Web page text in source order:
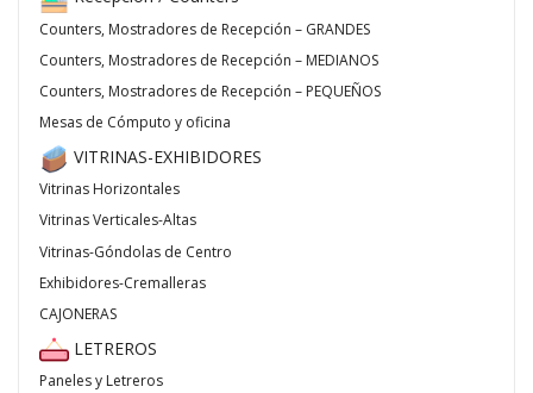
Counters, Mostradores de Recepción – GRANDES
Counters, Mostradores de Recepción – MEDIANOS
Counters, Mostradores de Recepción – PEQUEÑOS
Mesas de Cómputo y oficina
VITRINAS-EXHIBIDORES
Vitrinas Horizontales
Vitrinas Verticales-Altas
Vitrinas-Góndolas de Centro
Exhibidores-Cremalleras
CAJONERAS
LETREROS
Paneles y Letreros